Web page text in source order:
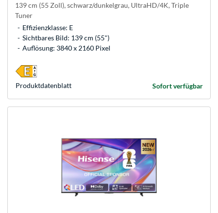
139 cm (55 Zoll), schwarz/dunkelgrau, UltraHD/4K, Triple
Tuner
Effizienzklasse: E
Sichtbares Bild: 139 cm (55")
Auflösung: 3840 x 2160 Pixel
Sofort verfügbar
Produkt­datenblatt